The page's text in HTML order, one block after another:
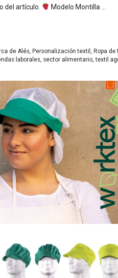
del artículo.
Modelo Montilla …
de Alés, Personalización textil, Ropa de
laborales, sector alimentario,textil